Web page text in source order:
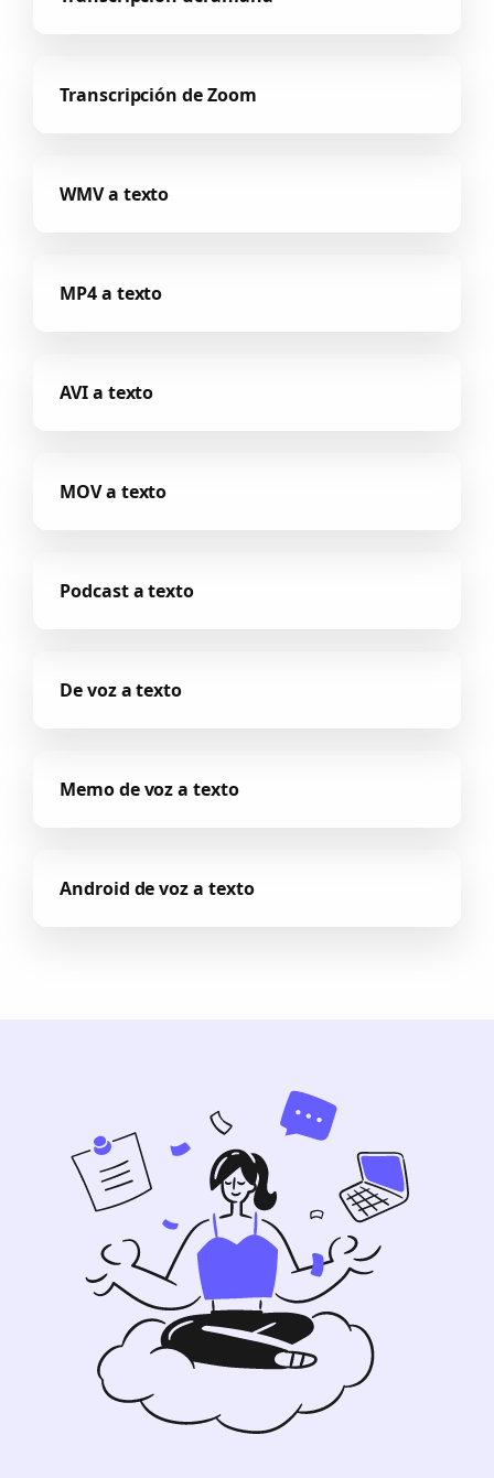
Transcripción de Zoom
WMV a texto
MP4 a texto
AVI a texto
MOV a texto
Podcast a texto
De voz a texto
Memo de voz a texto
Android de voz a texto